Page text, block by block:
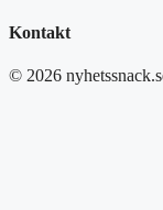
Kontakt
© 2026